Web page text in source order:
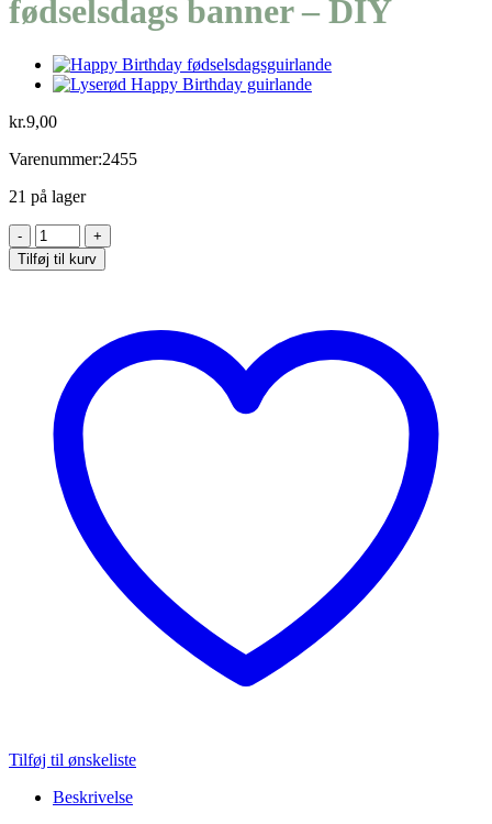
fødselsdags banner – DIY
kr.9,00
Varenummer:2455
21 på lager
Lyseblå
Happy
Birthday
Tilføj til kurv
Tilføj til ønskeliste
Beskrivelse